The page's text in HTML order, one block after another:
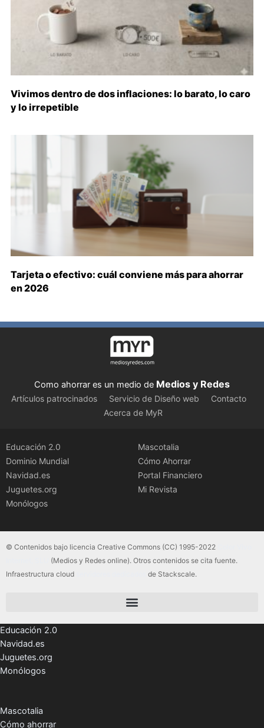
Vivimos dentro de dos inflaciones: lo barato, lo caro
y lo irrepetible
Tarjeta o efectivo: cuál conviene más para ahorrar
en 2026
Como ahorrar es un medio de Medios y Redes
Artículos patrocinados Servicio de Diseño web
Contacto
Acerca de MyR
Educación 2.0
Dominio Mundial
Navidad.es
Juguetes.org
Monólogos
Mascotalia
Cómo Ahorrar
Portal Financiero
Mi Revista
© Contenidos bajo licencia Creative Commons (CC) 1995-2022
(Medios y Redes online). Otros contenidos se cita fuente.
Infraestructura cloud
de Stackscale.
Educación 2.0
Navidad.es
Juguetes.org
Monólogos
Mascotalia
Cómo ahorrar